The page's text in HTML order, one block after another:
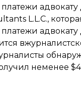
L.L.C.,
неменее